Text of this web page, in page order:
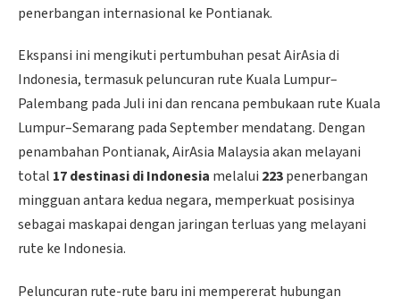
penerbangan internasional ke Pontianak.
Ekspansi ini mengikuti pertumbuhan pesat AirAsia di
Indonesia, termasuk peluncuran rute Kuala Lumpur–
Palembang pada Juli ini dan rencana pembukaan rute Kuala
Lumpur–Semarang pada September mendatang. Dengan
penambahan Pontianak, AirAsia Malaysia akan melayani
total 17 destinasi di Indonesia melalui 223penerbangan
mingguan antara kedua negara, memperkuat posisinya
sebagai maskapai dengan jaringan terluas yang melayani
rute ke Indonesia.
Peluncuran rute-rute baru ini mempererat hubungan